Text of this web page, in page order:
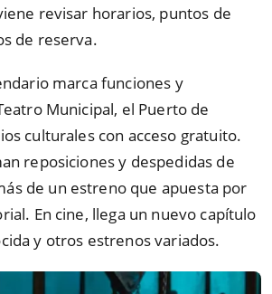
revisar horarios, puntos de
de reserva.
marca funciones y
Municipal, el Puerto de
culturales con acceso gratuito.
reposiciones y despedidas de
de un estreno que apuesta por
En cine, llega un nuevo capítulo
y otros estrenos variados.